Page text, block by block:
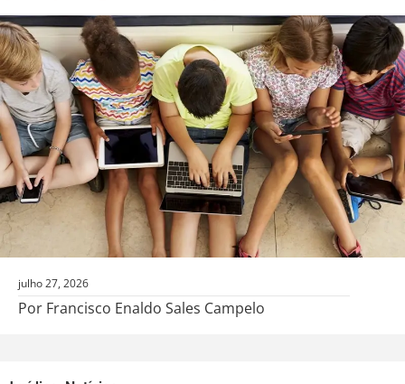
julho 27, 2026
Por Francisco Enaldo Sales Campelo